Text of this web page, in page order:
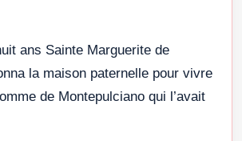
ans Sainte Marguerite de
la maison paternelle pour vivre
de Montepulciano qui l’avait